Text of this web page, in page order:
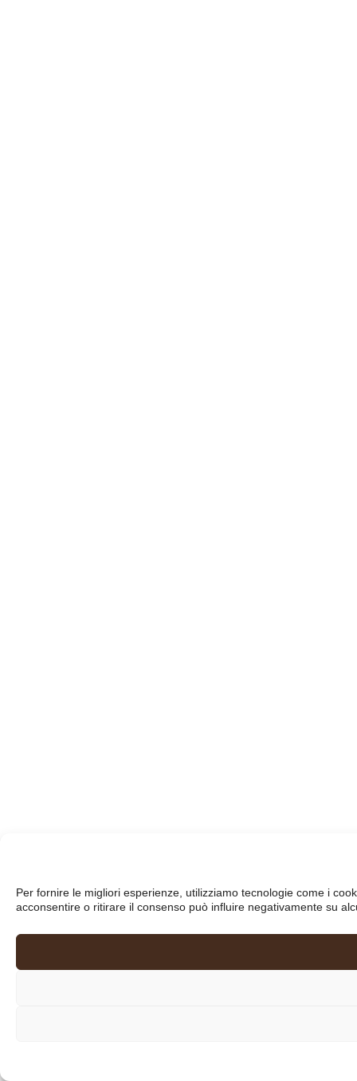
Per fornire le migliori esperienze, utilizziamo tecnologie come i
acconsentire o ritirare il consenso può influire negativamente su